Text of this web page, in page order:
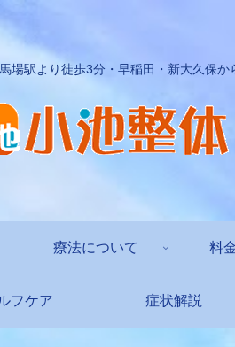
場駅より徒歩3分・早稲田・新大久保か
療法について 料
フケア 症状解説